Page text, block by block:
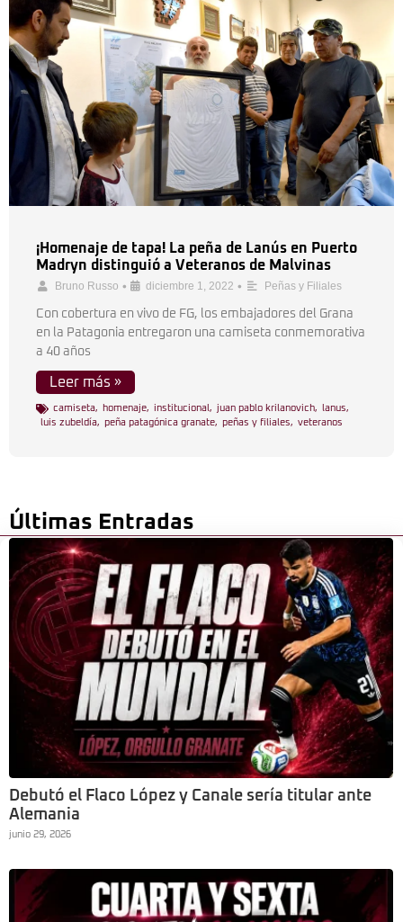
¡Homenaje de tapa! La peña de Lanús en Puerto
Madryn distinguió a Veteranos de Malvinas
Bruno Russo • diciembre 1, 2022 • Peñas y Filiales
Con cobertura en vivo de FG, los embajadores del Grana
en la Patagonia entregaron una camiseta conmemorativa
a 40 años
Leer más »
camiseta, homenaje, institucional , juan pablo krilanovich, lanus,
luis zubeldía, peña patagónica granate, peñas y filiales, veteranos
Últimas Entradas
Debutó el Flaco López y Canale sería titular ante
Alemania
junio 29, 2026